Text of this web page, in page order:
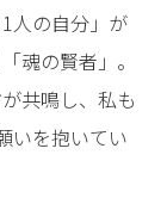
人の自分」が
魂の賢者」。
共鳴し、私も
いを抱いてい